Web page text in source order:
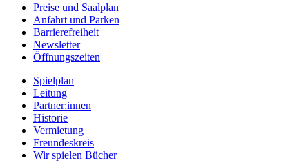
Preise und Saalplan
Anfahrt und Parken
Barrierefreiheit
Newsletter
Öffnungszeiten
Spielplan
Leitung
Partner:innen
Historie
Vermietung
Freundeskreis
Wir spielen Bücher